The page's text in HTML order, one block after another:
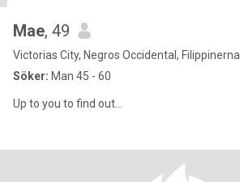
Mae, 49
Victorias City, Negros Occidental, Filippinerna
Söker: Man 45 - 60
Up to you to find out...